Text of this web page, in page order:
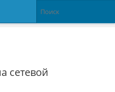
сетевой